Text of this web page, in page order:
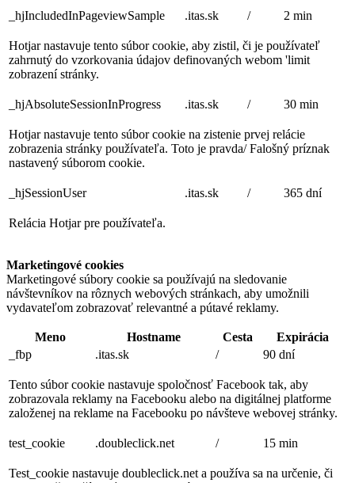
_hjIncludedInPageviewSample .itas.sk / 2 min
Hotjar nastavuje tento súbor cookie, aby zistil, či je používateľ
zahrnutý do vzorkovania údajov definovaných webom 'limit
zobrazení stránky.
_hjAbsoluteSessionInProgress .itas.sk / 30 min
Hotjar nastavuje tento súbor cookie na zistenie prvej relácie
zobrazenia stránky používateľa. Toto je pravda/ Falošný príznak
nastavený súborom cookie.
_hjSessionUser .itas.sk / 365 dní
Relácia Hotjar pre používateľa.
Marketingové cookies
Marketingové súbory cookie sa používajú na sledovanie
návštevníkov na rôznych webových stránkach, aby umožnili
vydavateľom zobrazovať relevantné a pútavé reklamy.
Meno Hostname Cesta
Expirácia
_fbp
.itas.sk / 90 dní
Tento súbor cookie nastavuje spoločnosť Facebook tak, aby
zobrazovala reklamy na Facebooku alebo na digitálnej platforme
založenej na reklame na Facebooku po návšteve webovej stránky.
test_cookie .doubleclick.net / 15 min
Test_cookie nastavuje doubleclick.net a používa sa na určenie, či